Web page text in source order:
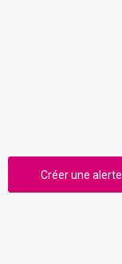
Créer une alerte